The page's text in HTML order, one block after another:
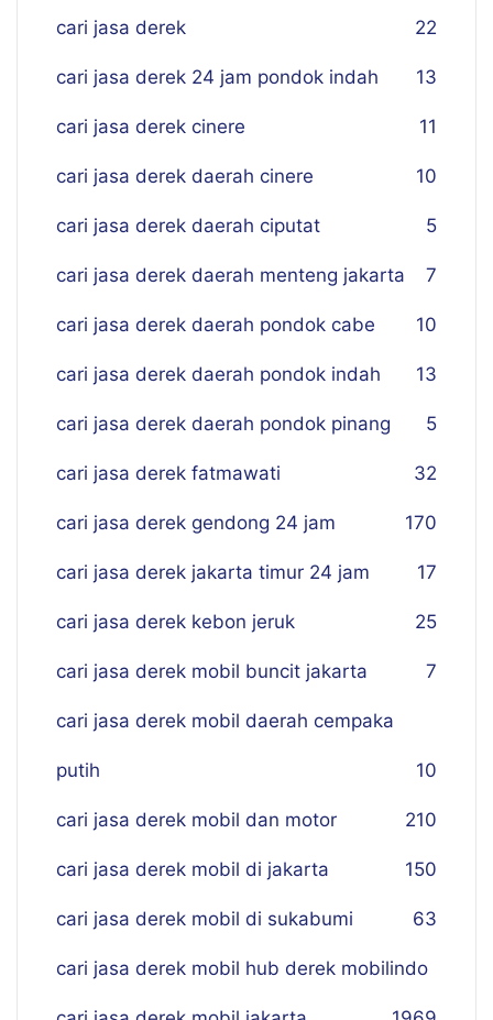
cari jasa derek 22
cari jasa derek 24 jam pondok indah 13
cari jasa derek cinere 11
cari jasa derek daerah cinere 10
cari jasa derek daerah ciputat 5
cari jasa derek daerah menteng jakarta 7
cari jasa derek daerah pondok cabe 10
cari jasa derek daerah pondok indah 13
cari jasa derek daerah pondok pinang 5
cari jasa derek fatmawati 32
cari jasa derek gendong 24 jam 170
cari jasa derek jakarta timur 24 jam 17
cari jasa derek kebon jeruk 25
cari jasa derek mobil buncit jakarta 7
cari jasa derek mobil daerah cempaka
putih 10
cari jasa derek mobil dan motor 210
cari jasa derek mobil di jakarta 150
cari jasa derek mobil di sukabumi 63
cari jasa derek mobil hub derek mobilindo